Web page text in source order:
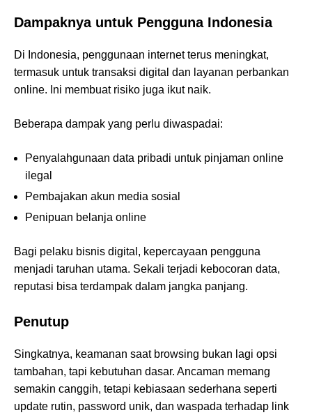
Dampaknya untuk Pengguna Indonesia
Di Indonesia, penggunaan internet terus meningkat,
termasuk untuk transaksi digital dan layanan perbankan
online. Ini membuat risiko juga ikut naik.
Beberapa dampak yang perlu diwaspadai:
Penyalahgunaan data pribadi untuk pinjaman online
ilegal
Pembajakan akun media sosial
Penipuan belanja online
Bagi pelaku bisnis digital, kepercayaan pengguna
menjadi taruhan utama. Sekali terjadi kebocoran data,
reputasi bisa terdampak dalam jangka panjang.
Penutup
Singkatnya, keamanan saat browsing bukan lagi opsi
tambahan, tapi kebutuhan dasar. Ancaman memang
semakin canggih, tetapi kebiasaan sederhana seperti
update rutin, password unik, dan waspada terhadap link